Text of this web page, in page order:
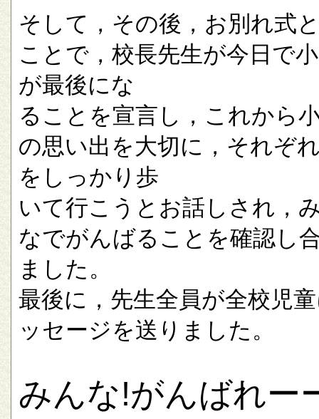
そして，その後，お別れ式
ことで，校長先生が今日で
が最後にな
ることを宣言し，これから
の思い出を大切に，それぞ
をしっかり歩
いて行こうとお話しされ，
なでがんばることを確認し
ました。
最後に，先生全員が全校児
ッセージを送りました。
みんな!がんばれー